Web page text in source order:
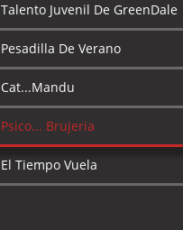
Talento Juvenil De GreenDale
Pesadilla De Verano
Cat...Mandu
Psico... Brujeria
El Tiempo Vuela